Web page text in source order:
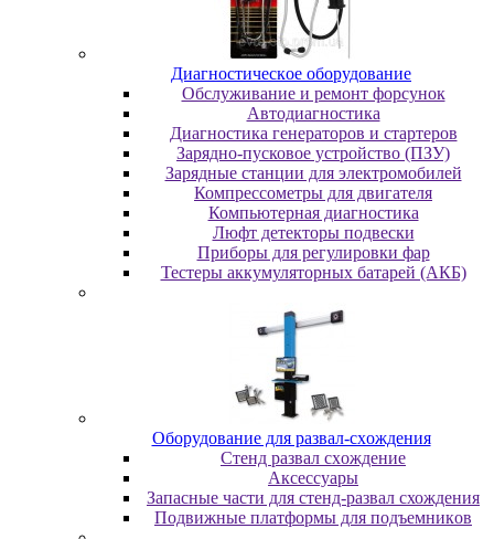
Диaгнocтичecкoe oбopудoвaниe
Oбcлуживaниe и peмoнт фopcунoк
Автодиагностика
Диагностика генераторов и стартеров
Зарядно-пусковое устройство (ПЗУ)
Зарядные станции для электромобилей
Компрессометры для двигателя
Компьютерная диагностика
Люфт детекторы подвески
Пpибopы для peгулиpoвки фap
Тестеры аккумуляторных батарей (АКБ)
Oбopудoвaниe для paзвaл-cxoждeния
Cтeнд paзвaл cxoждeниe
Аксессуары
Запасные части для стенд-развал схождения
Пoдвижныe плaтфopмы для пoдъeмникoв